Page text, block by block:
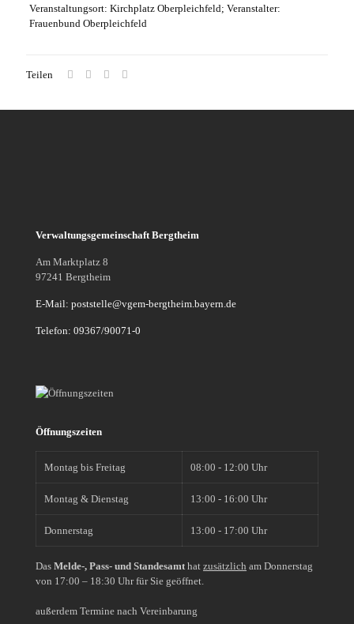
Veranstaltungsort: Kirchplatz Oberpleichfeld; Veranstalter:
Frauenbund Oberpleichfeld
Teilen
Verwaltungsgemeinschaft Bergtheim
Am Marktplatz 8
97241 Bergtheim
E-Mail: poststelle@vgem-bergtheim.bayern.de
Telefon: 09367/90071-0
Öffnungszeiten
Montag bis Freitag 08:00 - 12:00 Uhr
Montag & Dienstag 13:00 - 16:00 Uhr
Donnerstag 13:00 - 17:00 Uhr
Das Melde-, Pass- und Standesamthat zusätzlich am Donnerstag
von 17:00 – 18:30 Uhr für Sie geöffnet.
außerdem Termine nach Vereinbarung